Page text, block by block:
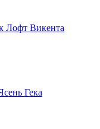
Лофт Викента